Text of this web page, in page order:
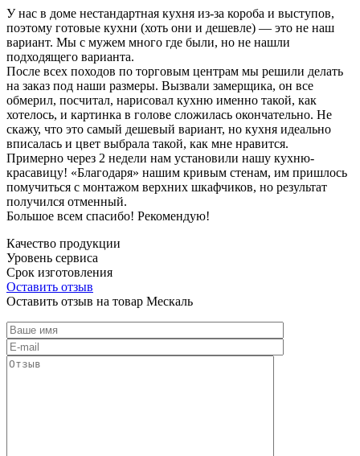
У нас в доме нестандартная кухня из-за короба и выступов,
поэтому готовые кухни (хоть они и дешевле) — это не наш
вариант. Мы с мужем много где были, но не нашли
подходящего варианта.
После всех походов по торговым центрам мы решили делать
на заказ под наши размеры. Вызвали замерщика, он все
обмерил, посчитал, нарисовал кухню именно такой, как
хотелось, и картинка в голове сложилась окончательно. Не
скажу, что это самый дешевый вариант, но кухня идеально
вписалась и цвет выбрала такой, как мне нравится.
Примерно через 2 недели нам установили нашу кухню-
красавицу! «Благодаря» нашим кривым стенам, им пришлось
помучиться с монтажом верхних шкафчиков, но результат
получился отменный.
Большое всем спасибо! Рекомендую!
Качество продукции
Уровень сервиса
Срок изготовления
Оставить отзыв
Оставить отзыв на товар Мескаль